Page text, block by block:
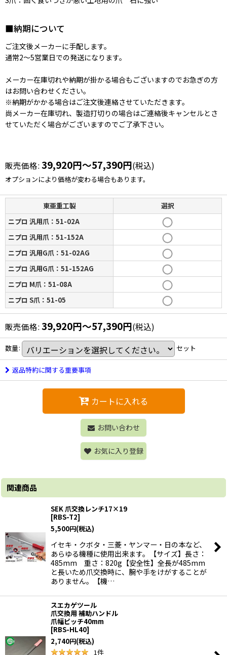
■納期について
ご注文後メーカーに手配します。
通常2〜5営業日での発送になります。
メーカー在庫切れや納期が掛かる場合もございますのでお急ぎの方
はお問い合わせください。
※納期がかかる場合はご注文後連絡させていただきます。
尚メーカー在庫切れ、製造打切りの場合はご連絡後キャンセルとさ
せていただく場合がございますのでご了承下さい。
販売価格: 39,920円～57,390円(税込)
オプションにより価格が変わる場合もあります。
東亜重工製
選択
ニプロ 汎用爪：51-02A
ニプロ 汎用爪：51-152A
ニプロ 汎用G爪：51-02AG
ニプロ 汎用G爪：51-152AG
ニプロ M爪：51-08A
ニプロ S爪：51-05
販売価格: 39,920円～57,390円(税込)
数量: セット
返品特約に関する重要事項
カートに入れる
お問い合わせ
お気に入り登録
関連商品
SEK 爪交換レンチ17×19
[RBS-T2]
5,500円(税込)
イセキ・クボタ・三菱・ヤンマー・日の本など、
あらゆる機種に使用出来ます。【サイズ】長さ：
485mm 重さ：820g【安全性】全長が485mm
と長いため爪交換時に、腕や手をけがすることが
ありません。【機…
スエカゲツール
爪交換用 補助ハンドル
爪幅ピッチ40mm
[RBS-HL40]
2,740円(税込)
1件